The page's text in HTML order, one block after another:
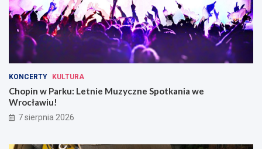
KONCERTY KULTURA
Chopin w Parku: Letnie Muzyczne Spotkania we
Wrocławiu!
7 sierpnia 2026